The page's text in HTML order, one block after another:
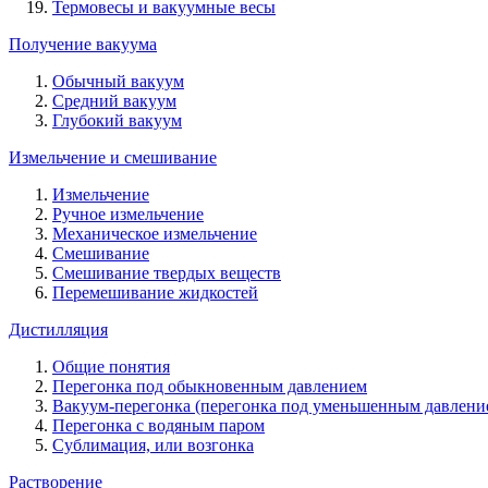
Термовесы и вакуумные весы
Получение вакуума
Обычный вакуум
Средний вакуум
Глубокий вакуум
Измельчение и смешивание
Измельчение
Ручное измельчение
Механическое измельчение
Смешивание
Смешивание твердых веществ
Перемешивание жидкостей
Дистилляция
Общие понятия
Перегонка под обыкновенным давлением
Вакуум-перегонка (перегонка под уменьшенным
Перегонка с водяным паром
Сублимация, или возгонка
Растворение